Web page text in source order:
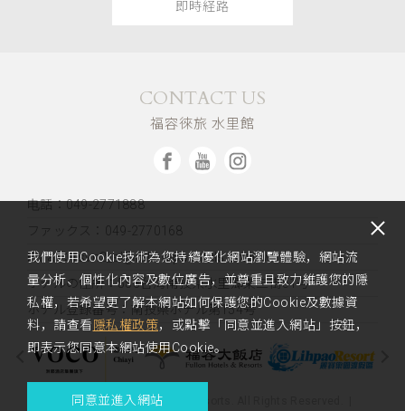
即時経路
CONTACT US
福容徠旅 水里館
电話：049-2771888
ファックス：049-2770168
Email：rsvn2_sl@fullon-poshtels.com.tw
ホテルの住所：553台湾南投県水里郷東三街51号
ホテル登録番号：南投県ホテル第154号
Copyright 2023 Fullon Hotels & Resorts. All Rights Reserved.
我們使用Cookie技術為您持續優化網站瀏覽體驗，網站流
量分析、個性化內容及數位廣告，並尊重且致力維護您的隱
私權，若希望更了解本網站如何保護您的Cookie及數據資
料，請查看 隱私權政策，或點擊「同意並進入網站」按鈕，
即表示您同意本網站使用Cookie。
同意並進入網站